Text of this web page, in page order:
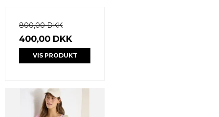
800,00 DKK
400,00 DKK
VIS PRODUKT